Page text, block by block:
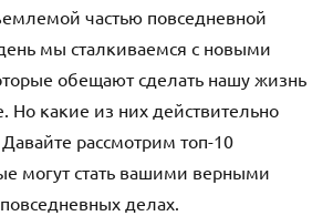
частью повседневной
мы сталкиваемся с новыми
обещают сделать нашу жизнь
Но какие из них действительно
рассмотрим топ-10
могут стать вашими верными
делах.